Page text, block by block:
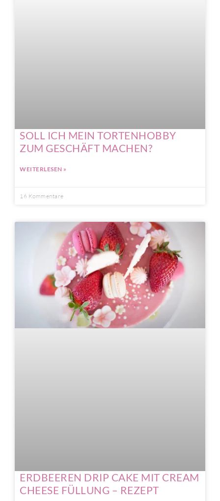
SOLL ICH MEIN TORTENHOBBY
ZUM GESCHÄFT MACHEN?
WEITERLESEN »
16 Kommentare
ERDBEEREN DRIP CAKE MIT CREAM
CHEESE FÜLLUNG – REZEPT